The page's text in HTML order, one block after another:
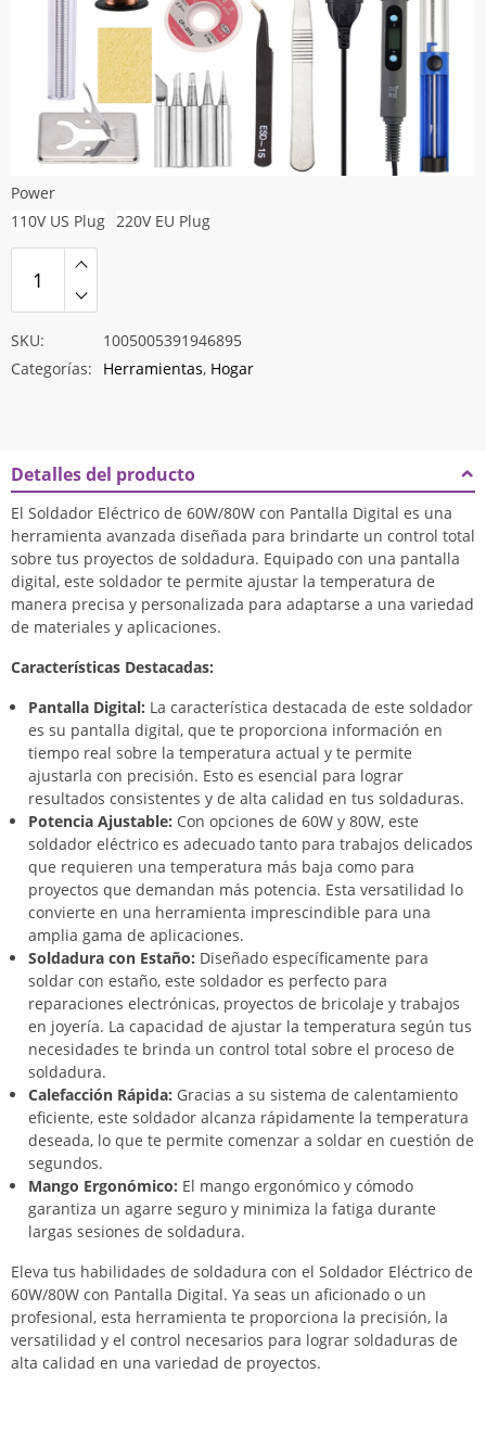
Power
110V US Plug 220V EU Plug
SKU:
1005005391946895
Categorías:
Herramientas, Hogar
Detalles del producto
El Soldador Eléctrico de 60W/80W con Pantalla Digital es una
herramienta avanzada diseñada para brindarte un control total
sobre tus proyectos de soldadura. Equipado con una pantalla
digital, este soldador te permite ajustar la temperatura de
manera precisa y personalizada para adaptarse a una variedad
de materiales y aplicaciones.
Características Destacadas:
Pantalla Digital: La característica destacada de este soldador
es su pantalla digital, que te proporciona información en
tiempo real sobre la temperatura actual y te permite
ajustarla con precisión. Esto es esencial para lograr
resultados consistentes y de alta calidad en tus soldaduras.
Potencia Ajustable: Con opciones de 60W y 80W, este
soldador eléctrico es adecuado tanto para trabajos delicados
que requieren una temperatura más baja como para
proyectos que demandan más potencia. Esta versatilidad lo
convierte en una herramienta imprescindible para una
amplia gama de aplicaciones.
Soldadura con Estaño: Diseñado específicamente para
soldar con estaño, este soldador es perfecto para
reparaciones electrónicas, proyectos de bricolaje y trabajos
en joyería. La capacidad de ajustar la temperatura según tus
necesidades te brinda un control total sobre el proceso de
soldadura.
Calefacción Rápida: Gracias a su sistema de calentamiento
eficiente, este soldador alcanza rápidamente la temperatura
deseada, lo que te permite comenzar a soldar en cuestión de
segundos.
Mango Ergonómico: El mango ergonómico y cómodo
garantiza un agarre seguro y minimiza la fatiga durante
largas sesiones de soldadura.
Eleva tus habilidades de soldadura con el Soldador Eléctrico de
60W/80W con Pantalla Digital. Ya seas un aficionado o un
profesional, esta herramienta te proporciona la precisión, la
versatilidad y el control necesarios para lograr soldaduras de
alta calidad en una variedad de proyectos.